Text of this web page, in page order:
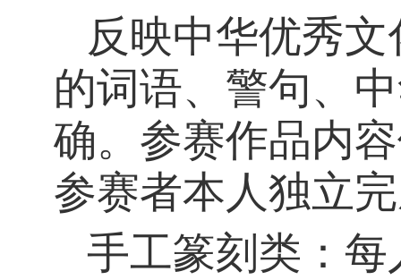
反映中华优秀
的词语、警句、
确。参赛作品内
参赛者本人独立
手工篆刻类：